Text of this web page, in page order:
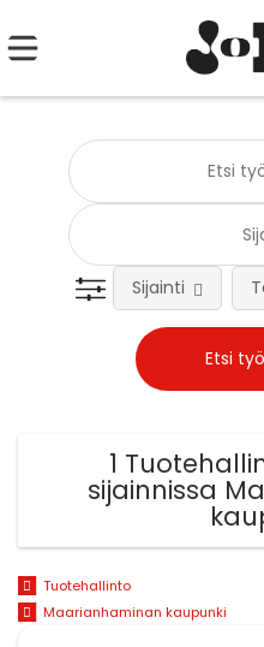
Sijainti
1
sijainnissa
Tuotehallinto
Maarianhaminan kaupunki